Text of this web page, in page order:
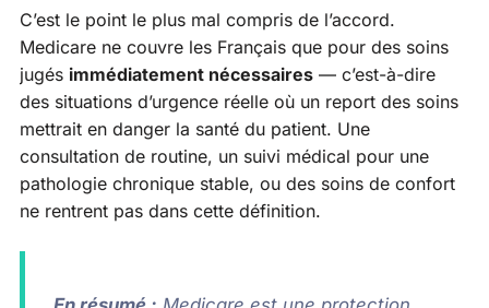
C’est le point le plus mal compris de l’accord.
Medicare ne couvre les Français que pour des soins
jugés immédiatement nécessaires — c’est-à-dire
des situations d’urgence réelle où un report des soins
mettrait en danger la santé du patient. Une
consultation de routine, un suivi médical pour une
pathologie chronique stable, ou des soins de confort
ne rentrent pas dans cette définition.